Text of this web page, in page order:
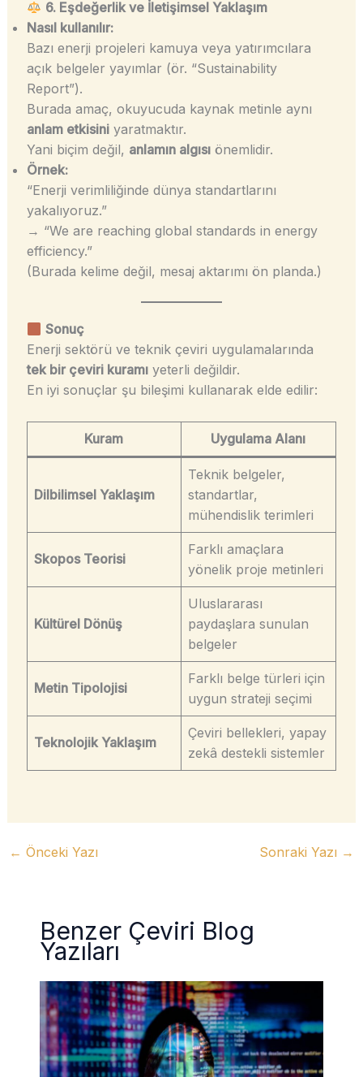
6. Eşdeğerlik ve İletişimsel Yaklaşım
Nasıl kullanılır:
Bazı enerji projeleri kamuya veya yatırımcılara
açık belgeler yayımlar (ör. “Sustainability
Report”).
Burada amaç, okuyucuda kaynak metinle aynı
anlam etkisiniyaratmaktır.
Yani biçim değil, anlamın algısıönemlidir.
Örnek:
“Enerji verimliliğinde dünya standartlarını
yakalıyoruz.”
→ “We are reaching global standards in energy
efficiency.”
(Burada kelime değil, mesaj aktarımı ön planda.)
Sonuç
Enerji sektörü ve teknik çeviri uygulamalarında
tek bir çeviri kuramıyeterli değildir.
En iyi sonuçlar şu bileşimi kullanarak elde edilir:
Kuram Uygulama Alanı
Dilbilimsel Yaklaşım
Teknik belgeler,
standartlar,
mühendislik terimleri
Skopos Teorisi
Farklı amaçlara
yönelik proje metinleri
Kültürel Dönüş
Uluslararası
paydaşlara sunulan
belgeler
Metin Tipolojisi
Farklı belge türleri için
uygun strateji seçimi
Teknolojik Yaklaşım
Çeviri bellekleri, yapay
zekâ destekli sistemler
← Önceki Yazı Sonraki Yazı →
Benzer Çeviri Blog
Yazıları